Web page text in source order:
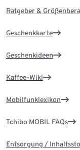
Ratgeber &
Geschenkkarte
Geschenkideen
Kaffee-Wiki
Mobilfunklexikon
Tchibo MOBIL FAQs
Entsorgung /